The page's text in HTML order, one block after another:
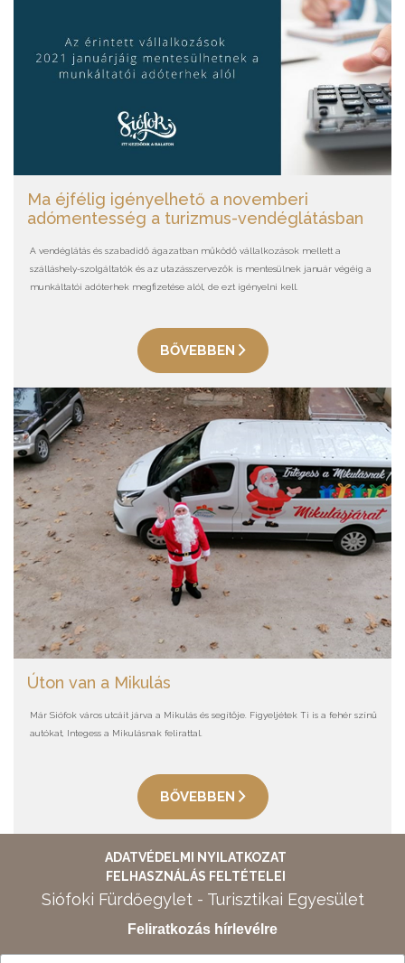
Ma éjfélig igényelhető a novemberi
adómentesség a turizmus-vendéglátásban
A vendéglátás és szabadidő ágazatban működő vállalkozások mellett a
szálláshely-szolgáltatók és az utazásszervezők is mentesülnek január végéig a
munkáltatói adóterhek megfizetése alól, de ezt igényelni kell.
BŐVEBBEN
Úton van a Mikulás
Már Siófok város utcáit járva a Mikulás és segítője. Figyeljétek Ti is a fehér színű
autókat, Integess a Mikulásnak felirattal.
BŐVEBBEN
ADATVÉDELMI NYILATKOZAT
FELHASZNÁLÁS FELTÉTELEI
Siófoki Fürdőegylet - Turisztikai Egyesület
Feliratkozás hírlevélre